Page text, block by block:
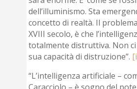
dell’illuminismo. Sta
concetto di realtà. Il
XVIII secolo, è che
totalmente distruttiva. Non
sua capacità di distruzione”.
“L’intelligenza artificiale –